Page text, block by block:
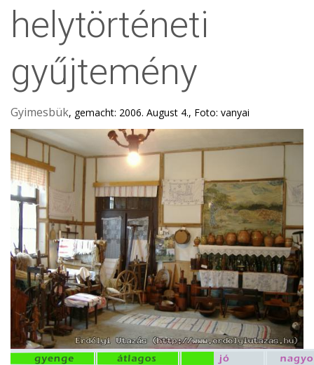
helytörténeti
gyűjtemény
Gyimesbük, gemacht: 2006. August 4., Foto: vanyai